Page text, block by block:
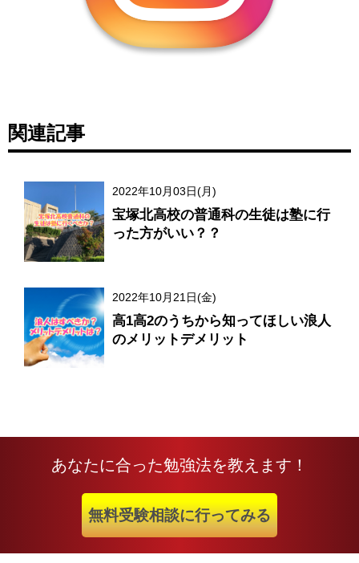
関連記事
2022年10月03日(月)
宝塚北高校の普通科の生徒は塾に行
った方がいい？？
2022年10月21日(金)
高1高2のうちから知ってほしい浪人
のメリットデメリット
あなたに合った勉強法を教えます！
無料受験相談に行ってみる